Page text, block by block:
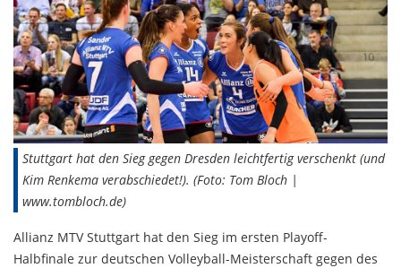
Stuttgart hat den Sieg gegen Dresden leichtfertig verschenkt (und
Kim Renkema verabschiedet!). (Foto: Tom Bloch |
www.tombloch.de)
Allianz MTV Stuttgart hat den Sieg im ersten Playoff-
Halbfinale zur deutschen Volleyball-Meisterschaft gegen des